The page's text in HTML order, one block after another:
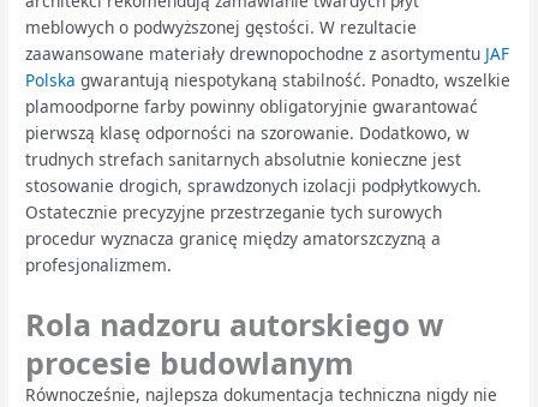
meblowych o podwyższonej gęstości. W rezultacie
zaawansowane materiały drewnopochodne z asortymentu JAF
Polska gwarantują niespotykaną stabilność. Ponadto, wszelkie
plamoodporne farby powinny obligatoryjnie gwarantować
pierwszą klasę odporności na szorowanie. Dodatkowo, w
trudnych strefach sanitarnych absolutnie konieczne jest
stosowanie drogich, sprawdzonych izolacji podpłytkowych.
Ostatecznie precyzyjne przestrzeganie tych surowych
procedur wyznacza granicę między amatorszczyzną a
profesjonalizmem.
Rola nadzoru autorskiego w
procesie budowlanym
Równocześnie, najlepsza dokumentacja techniczna nigdy nie